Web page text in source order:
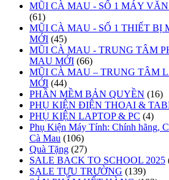
MŨI CÀ MAU - SỐ 1 MÁY
(61)
MŨI CÀ MAU - SỐ 1 THIẾT BỊ
MỚI (45)
MŨI CÀ MAU - TRUNG TÂM
MAU MỚI (66)
MŨI CÀ MAU – TRUNG TÂM
MỚI (44)
PHẦN MỀM BẢN QUYỀN (16)
PHỤ KIỆN ĐIỆN THOẠI &
PHỤ KIỆN LAPTOP & PC (4)
Phụ Kiện Máy Tính: Chính hãng,
Cà Mau (106)
Quà Tặng (27)
SALE BACK TO SCHOOL 2025
SALE TỰU TRƯỜNG (139)